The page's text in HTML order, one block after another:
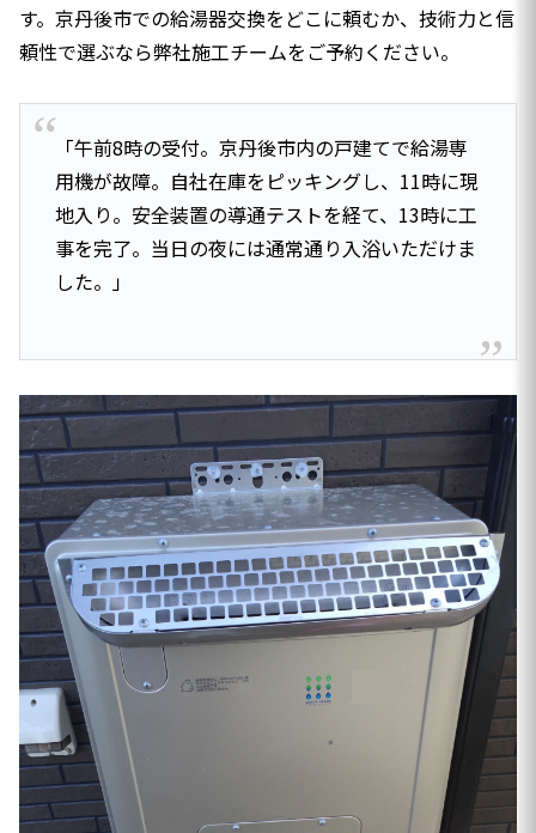
す。京丹後市での給湯器交換をどこに頼むか、技術力と信
頼性で選ぶなら弊社施工チームをご予約ください。
「午前8時の受付。京丹後市内の戸建てで給湯専
用機が故障。自社在庫をピッキングし、11時に現
地入り。安全装置の導通テストを経て、13時に工
事を完了。当日の夜には通常通り入浴いただけま
した。」